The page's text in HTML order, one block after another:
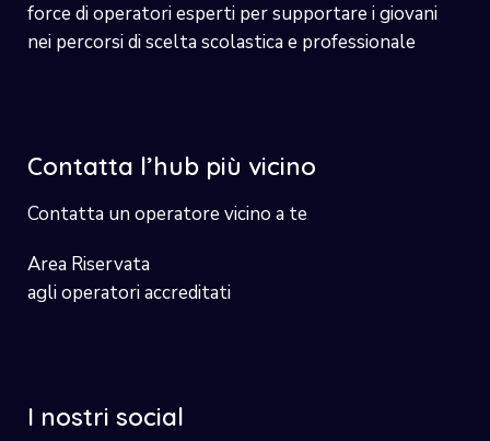
force di operatori esperti per supportare i giovani
nei percorsi di scelta scolastica e professionale
Contatta l’hub più vicino
Contatta un operatore vicino a te
Area Riservata
agli operatori accreditati
I nostri social